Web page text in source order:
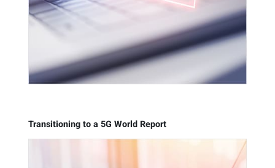
Transitioning to a 5G World Report